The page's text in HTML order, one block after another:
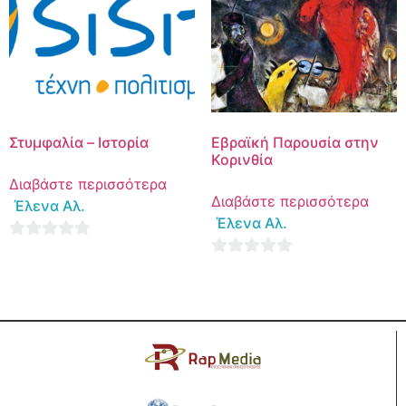
Στυμφαλία – Ιστορία
Διαβάστε περισσότερα
Έλενα Αλ.
5
Εβραϊκή Παρουσία στην
Κορινθία
Διαβάστε περισσότερα
Έλενα Αλ.